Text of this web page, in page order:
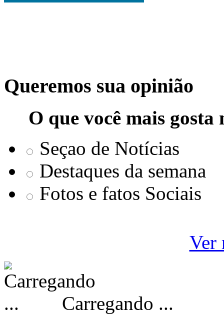
Queremos sua opinião
O que você mais
Seçao de Notícias
Destaques da semana
Fotos e fatos Sociais
Ver
Carregando ...